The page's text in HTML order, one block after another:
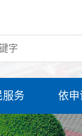
服务 依申